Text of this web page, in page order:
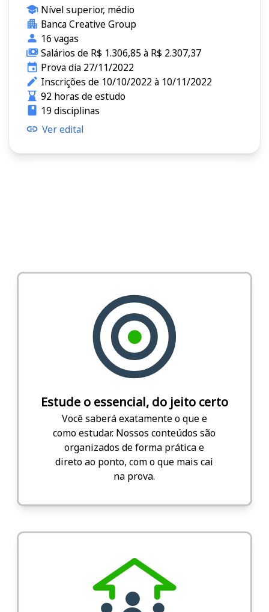
Nível superior, médio
Banca Creative Group
16 vagas
Salários de R$ 1.306,85 à R$ 2.307,37
Prova dia 27/11/2022
Inscrições de 10/10/2022 à 10/11/2022
92 horas de estudo
19 disciplinas
Ver edital
Estude o essencial, do jeito certo
Você saberá exatamente o que e
como estudar. Nossos conteúdos são
organizados de forma prática e
direto ao ponto, com o que mais cai
na prova.